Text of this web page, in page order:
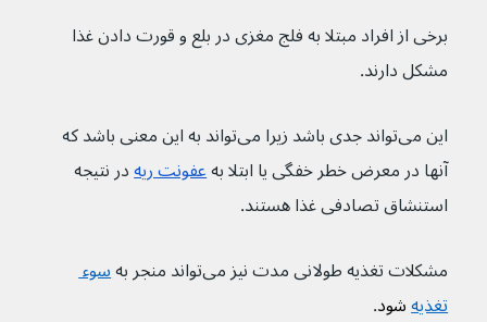
برخی از افراد مبتلا به فلج مغزی در بلع و قورت دادن غذا
مشکل دارند.
این می‌تواند جدی باشد زیرا می‌تواند به این معنی باشد که
آنها در معرض خطر خفگی یا ابتلا به عفونت ریه در نتیجه
استنشاق تصادفی غذا هستند.
مشکلات تغذیه طولانی مدت نیز می‌تواند منجر به
سوء
تغذیه شود.